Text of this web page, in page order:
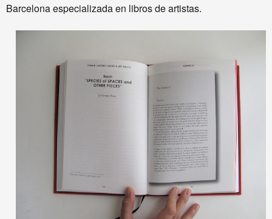
Barcelona especializada en libros de artistas.